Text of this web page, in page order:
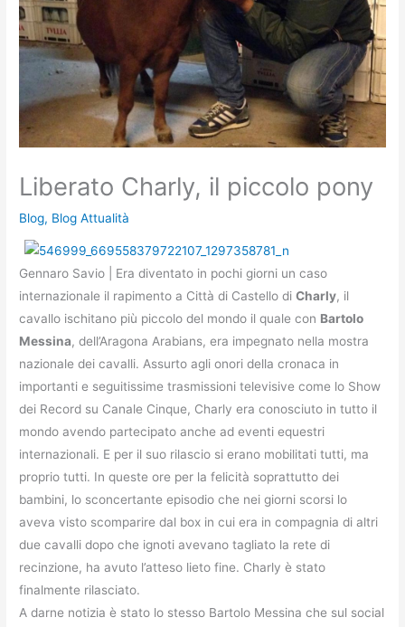
Liberato Charly, il piccolo pony
Blog, Blog Attualità
Gennaro Savio | Era diventato in pochi giorni un caso
internazionale il rapimento a Città di Castello diCharly, il
cavallo ischitano più piccolo del mondo il quale con Bartolo
Messina, dell’Aragona Arabians, era impegnato nella mostra
nazionale dei cavalli. Assurto agli onori della cronaca in
importanti e seguitissime trasmissioni televisive come lo Show
dei Record su Canale Cinque, Charly era conosciuto in tutto il
mondo avendo partecipato anche ad eventi equestri
internazionali. E per il suo rilascio si erano mobilitati tutti, ma
proprio tutti. In queste ore per la felicità soprattutto dei
bambini, lo sconcertante episodio che nei giorni scorsi lo
aveva visto scomparire dal box in cui era in compagnia di altri
due cavalli dopo che ignoti avevano tagliato la rete di
recinzione, ha avuto l’atteso lieto fine. Charly è stato
finalmente rilasciato.
A darne notizia è stato lo stesso Bartolo Messina che sul social